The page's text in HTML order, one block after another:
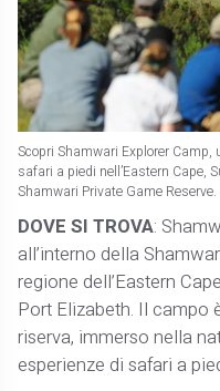
Scopri Shamwari Explorer
safari a piedi nell’Eastern Cape,
Shamwari Private Game Reserve.
DOVE SI TROVA:
all’interno della
regione dell’Eastern
Port Elizabeth. Il campo
riserva, immerso nella
esperienze di safari a